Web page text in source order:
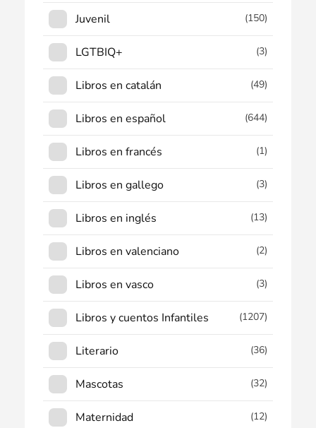
Juvenil (150)
LGTBIQ+ (3)
Libros en catalán (49)
Libros en español (644)
Libros en francés (1)
Libros en gallego (3)
Libros en inglés (13)
Libros en valenciano (2)
Libros en vasco (3)
Libros y cuentos Infantiles (1207)
Literario (36)
Mascotas (32)
Maternidad (12)